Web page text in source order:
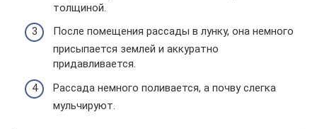
толщиной.
После помещения рассады в лунку, она немного
присыпается землей и аккуратно
придавливается.
Рассада немного поливается, а почву слегка
мульчируют.